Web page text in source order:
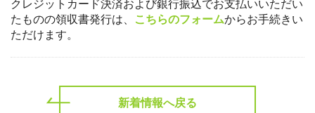
クレジットカード決済および銀行振込でお支払いいただい
たものの領収書発行は、
こちらのフォームからお手続きい
ただけます。
新着情報へ戻る